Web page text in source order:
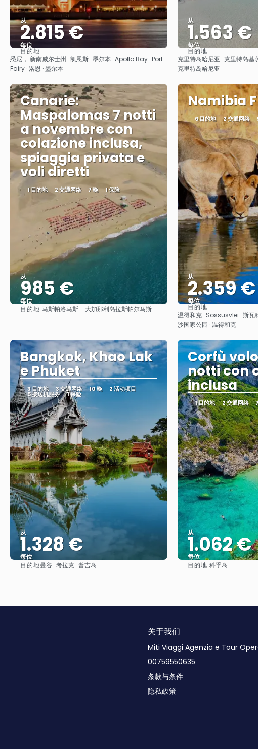
从
2.815 €
每位
看到
目的地
悉尼， 新南威尔士州 · 凯恩斯 · 墨尔本 · Apollo Bay · Port
Fairy · 洛恩 · 墨尔本
从
1.563 €
每位
看
目的地
克里特岛哈尼亚 · 克里特岛基
克里特岛哈尼亚
Canarie:
Maspalomas 7 notti
a novembre con
colazione inclusa,
spiaggia privata e
voli diretti
1 目的地 2 交通网络 7 晚 1 保险
从
985 €
每位
看到
目的地:马斯帕洛马斯 - 大加那利岛拉斯帕尔马斯
Namibia
6 目的地 2 交通网络
从
2.359 €
每位
看
目的地
温得和克 · Sossusvlei · 斯瓦
沙国家公园 · 温得和克
Bangkok, Khao Lak
e Phuket
3 目的地 3 交通网络 10 晚 2 活动项目
5 接送机服务 1 保险
从
1.328 €
每位
看到
目的地曼谷 · 考拉克 · 普吉岛
Corfù
notti con
inclusa
1 目的地 2 交通网络
从
1.062 €
每位
目的地:科孚岛
关于我们
Miti Viaggi Agenzia e Tour
00759550635
条款与条件
隐私政策